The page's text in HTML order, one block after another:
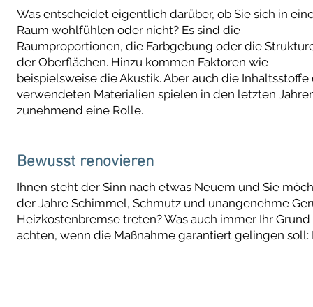
Was entscheidet eigentlich darüber, ob Sie sich in
Raum wohlfühlen oder nicht? Es sind die
Raumproportionen, die Farbgebung oder die
der Oberflächen. Hinzu kommen Faktoren wie
beispielsweise die Akustik. Aber auch die Inhaltsstoffe
verwendeten Materialien spielen in den letzten
zunehmend eine Rolle.
Bewusst renovieren
Ihnen steht der Sinn nach etwas Neuem und Sie
der Jahre Schimmel, Schmutz und unangenehme
Heizkostenbremse treten? Was auch immer Ihr
achten, wenn die Maßnahme garantiert gelingen